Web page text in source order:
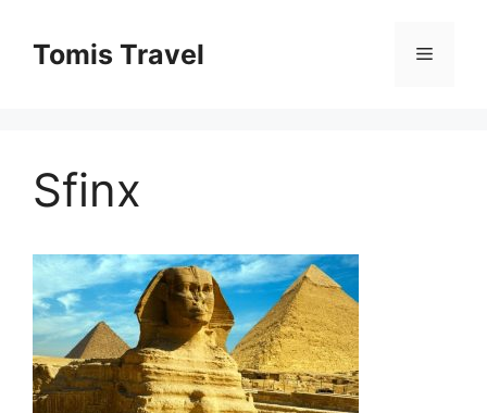
conținutTomis Travel Meniu
Sfinx